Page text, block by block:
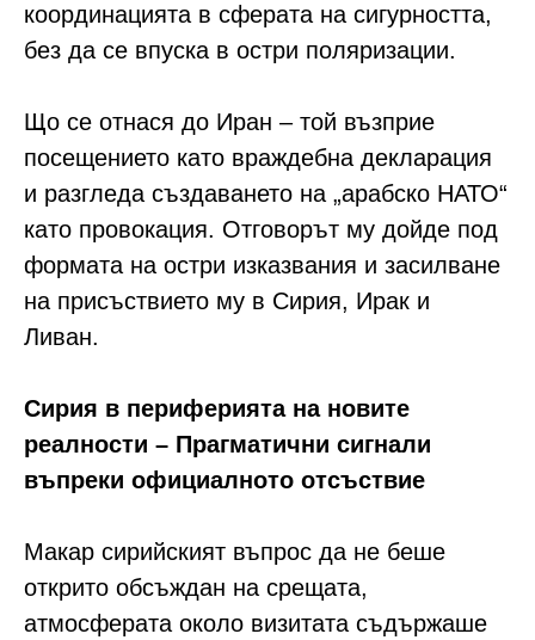
координацията в сферата на сигурността,
без да се впуска в остри поляризации.
Що се отнася до Иран – той възприе
посещението като враждебна декларация
и разгледа създаването на „арабско НАТО“
като провокация. Отговорът му дойде под
формата на остри изказвания и засилване
на присъствието му в Сирия, Ирак и
Ливан.
Сирия в периферията на новите
реалности – Прагматични сигнали
въпреки официалното отсъствие
Макар сирийският въпрос да не беше
открито обсъждан на срещата,
атмосферата около визитата съдържаше